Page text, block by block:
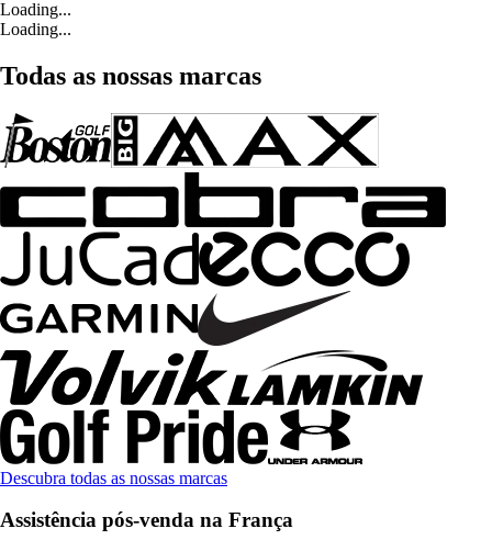
Loading...
Loading...
Todas as nossas marcas
Descubra todas as nossas marcas
Assistência pós-venda na França